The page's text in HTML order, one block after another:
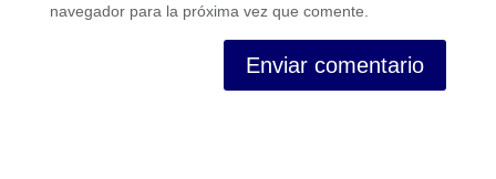
navegador para la próxima vez que comente.